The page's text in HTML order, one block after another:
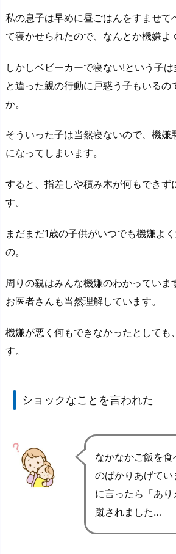
私の息子は早めに昼ごはんをすませて
て寝かせられたので、なんとか機嫌よ
しかしベビーカーで寝ない!という子
と違った親の行動に戸惑う子もいるの
か。
そういった子は当然寝ないので、機嫌
になってしまいます。
すると、指差しや積み木が何もできず
す。
まだまだ1歳の子供がいつでも機嫌よ
の。
周りの親はみんな機嫌のわかっていま
お医者さんも当然理解しています。
機嫌が悪く何もできなかったとしても
す。
ショックなことを言われた
なかなかご飯を
のばかりあげて
に言ったら「あ
蹴されました…